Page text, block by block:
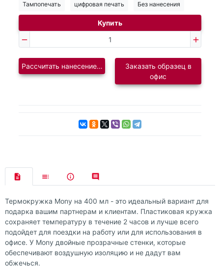
Тампопечать цифровая печать Без нанесения
Купить
Рассчитать нанесение логотипаЗаказать образец в
офис
Термокружка Mony на 400 мл - это идеальный вариант для
подарка вашим партнерам и клиентам. Пластиковая кружка
сохраняет температуру в течение 2 часов и лучше всего
подойдет для поездки на работу или для использования в
офисе. У Mony двойные прозрачные стенки, которые
обеспечивают воздушную изоляцию и не дадут вам
обжечься.